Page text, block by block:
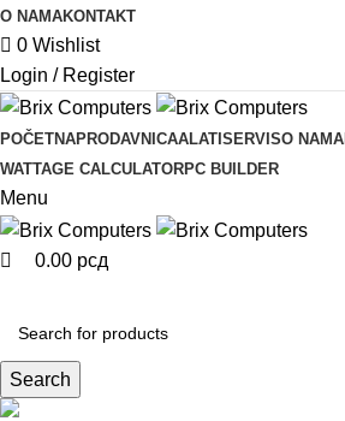
O NAMAKONTAKT
0 Wishlist
Login / Register
POČETNAPRODAVNICAALATI SERVISO NAMA
WATTAGE CALCULATORPC BUILDER
Menu
0.00 рсд
Search